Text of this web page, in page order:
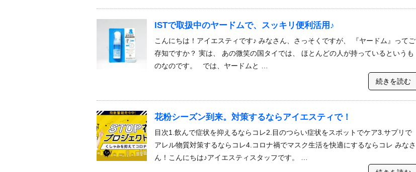
ISTで取扱中のヤードムで、スッキリ便利活用♪
こんにちは！アイエスティです♪ みなさん、さっそくですが、 『ヤードム』ってご
存知ですか？ 実は、 あの微笑の国タイでは、 ほとんどの人が持っているというも
のなのです。 では、ヤードムと …
続きを読む
花粉シーズン到来。対策するならアイエスティで！
目次1.飲んで症状を抑えるならコレ2.目のつらい症状をスポットでケア3.サプリで
アレル物質対策するならコレ4.コロナ禍でマスク生活を快適にするならコレ みなさ
ん！こんにちは♪アイエスティスタッフです。 …